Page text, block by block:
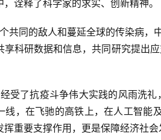
诠释了科学家的求实、创新精神。
共同的敌人和蔓延全球的传染病，
享科研数据和信息，共同研究提出
受了抗疫斗争伟大实践的风雨洗
线，在飞驰的高铁上，在人工智能
挥重要支撑作用，更是保障经济社